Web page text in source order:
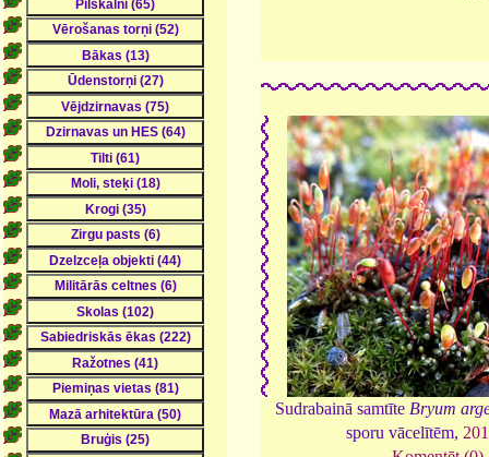
Sudrabainā samtīte Bryum
sporu vācelītēm,